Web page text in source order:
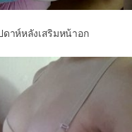
ดาห์หลังเสริมหน้าอก